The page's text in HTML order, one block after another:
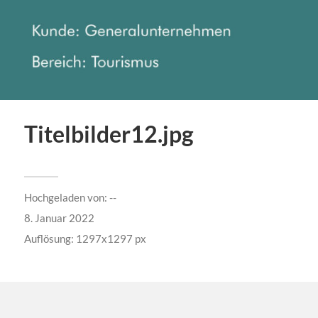
Titelbilder12.jpg
Hochgeladen von: --
8. Januar 2022
Auflösung: 1297x1297 px